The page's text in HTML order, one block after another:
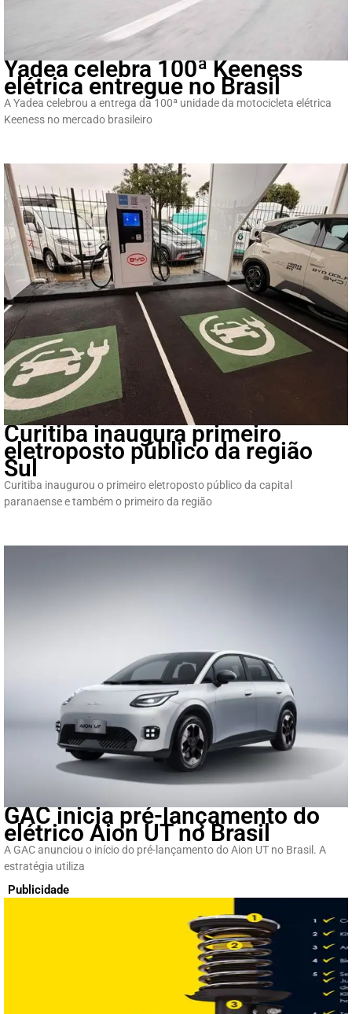
Yadea celebra 100ª Keeness
elétrica entregue no Brasil
A Yadea celebrou a entrega da 100ª unidade da motocicleta elétrica
Keeness no mercado brasileiro
Curitiba inaugura primeiro
eletroposto público da região
Sul
Curitiba inaugurou o primeiro eletroposto público da capital
paranaense e também o primeiro da região
GAC inicia pré-lançamento do
elétrico Aion UT no Brasil
A GAC anunciou o início do pré-lançamento do Aion UT no Brasil. A
estratégia utiliza
Publicidade